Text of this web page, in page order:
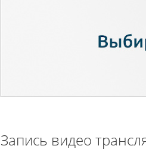
Запись видео